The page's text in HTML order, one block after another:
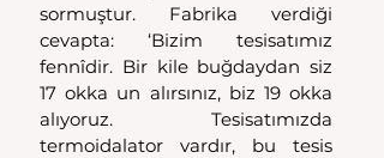
sormuştur. Fabrika verdiği
cevapta: ‘Bizim tesisatımız
fennîdir. Bir kile buğdaydan siz
17 okka un alırsınız, biz 19 okka
alıyoruz. Tesisatımızda
termoidalator vardır, bu tesis